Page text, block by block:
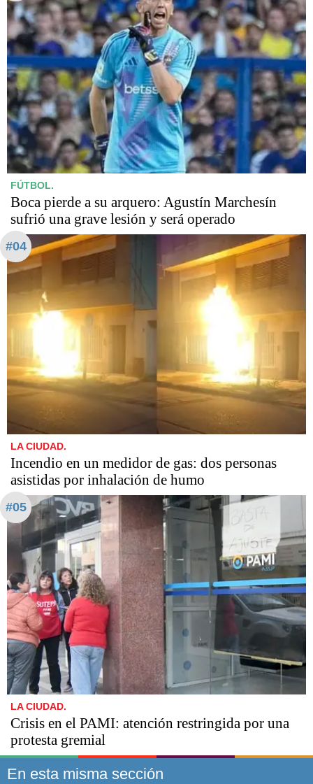
FÚTBOL.
Boca pierde a su arquero: Agustín Marchesín
sufrió una grave lesión y será operado
#04
LA CIUDAD.
Incendio en un medidor de gas: dos personas
asistidas por inhalación de humo
#05
LA CIUDAD.
Crisis en el PAMI: atención restringida por una
protesta gremial
En esta misma sección